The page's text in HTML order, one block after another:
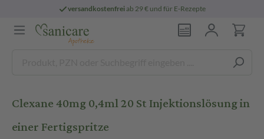
versandkostenfreiab 29 € und für E-Rezepte
Clexane 40mg 0,4ml 20 St Injektionslösung in
einer Fertigspritze